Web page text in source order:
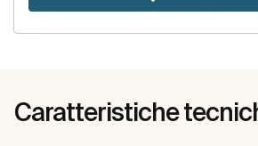
Caratteristiche